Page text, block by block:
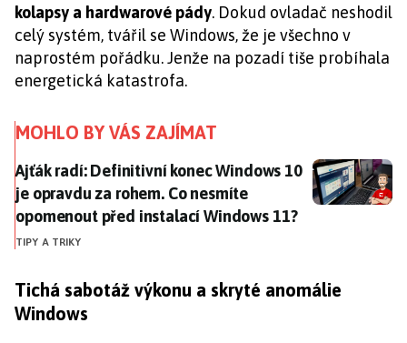
kolapsy a hardwarové pády. Dokud ovladač neshodil
celý systém, tvářil se Windows, že je všechno v
naprostém pořádku. Jenže na pozadí tiše probíhala
energetická katastrofa.
MOHLO BY VÁS ZAJÍMAT
Ajťák radí: Definitivní konec Windows 10 je opravdu
Ajťák radí: Definitivní konec Windows 10
je opravdu za rohem. Co nesmíte
opomenout před instalací Windows 11?
TIPY A TRIKY
Tichá sabotáž výkonu a skryté anomálie
Windows